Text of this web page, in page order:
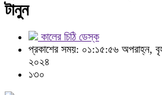
টানুন
কালের চিঠি ডেস্ক
প্রকাশের সময়: ০১:১৫:৫৬ অপরাহ্ন,
২০২৪
১৩০